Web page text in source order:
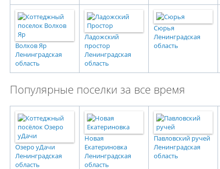
Волхов Яр
Ленинградская
область
Ладожский
простор
Ленинградская
область
Сюрья
Ленинградская
область
Популярные поселки за все время
Озеро уДачи
Ленинградская
область
Новая
Екатериновка
Ленинградская
область
Павловский ручей
Ленинградская
область